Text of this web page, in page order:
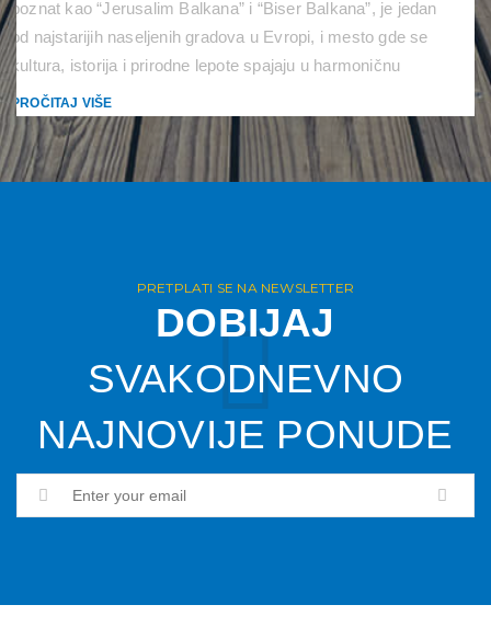
poznat kao “Jerusalim Balkana” i “Biser Balkana”, je jedan
od najstarijih naseljenih gradova u Evropi, i mesto gde se
kultura, istorija i prirodne lepote spajaju u harmoničnu
simfoniju. Nalazi se na obali istoimenog jezera i privlači
posetioce svojim šarmom, gostoprimstvom i neverovatnim
znamenitostima. Stari grad Ohrida […]
PROČITAJ VIŠE
PRETPLATI SE NA NEWSLETTER
DOBIJAJ
SVAKODNEVNO
NAJNOVIJE PONUDE